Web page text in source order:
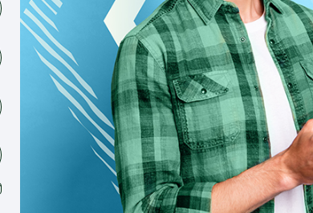
מסכים/ה
אוניברסיטת